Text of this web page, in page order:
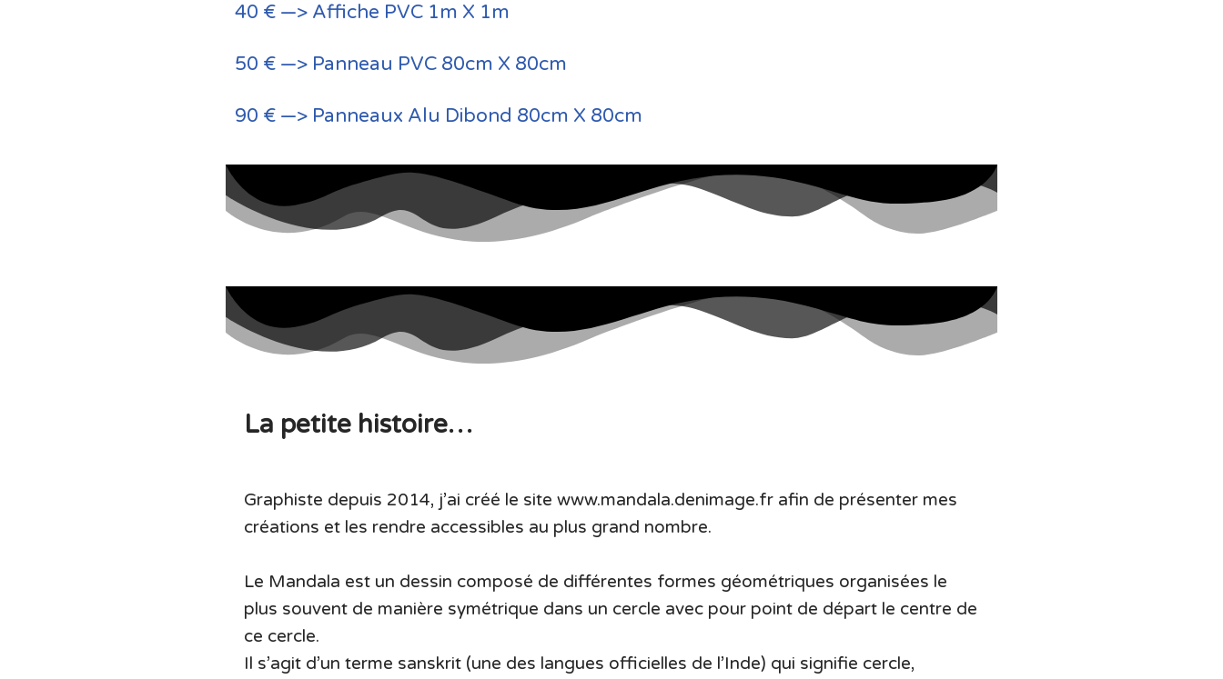
40 € —> Affiche PVC 1m X 1m
50 € —> Panneau PVC 80cm X 80cm
90 € —> Panneaux Alu Dibond 80cm X 80cm
La petite histoire…
Graphiste depuis 2014, j’ai créé le site www.mandala.denimage.fr afin de présenter mes
créations et les rendre accessibles au plus grand nombre.
Le Mandala est un dessin composé de différentes formes géométriques organisées le
plus souvent de manière symétrique dans un cercle avec pour point de départ le centre de
ce cercle.
Il s’agit d’un terme sanskrit (une des langues officielles de l’Inde) qui signifie cercle,